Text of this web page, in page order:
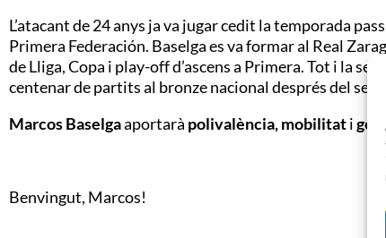
L’atacant de 24 anys ja va jugar cedit la temporada
Primera Federación. Baselga es va formar al Real
de Lliga, Copa i play-off d’ascens a Primera. Tot i la
centenar de partits al bronze nacional després del
Marcos Baselgaaportarà polivalència, mobilitatigol
Benvingut, Marcos!